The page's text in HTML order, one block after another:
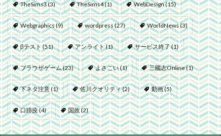
TheSims3(3) TheSims4(1) WebDesign(15)
Webgraphics(9) wordpress(27) WorldNews(3)
βテスト(51) アンライト(1) サービス終了(1)
ブラウザゲーム(23) よさこい(1) 三國志Online(1)
下ネタ注意(1) 佐川クオリティ(2) 動画(5)
口蹄疫(4) 国政(2)